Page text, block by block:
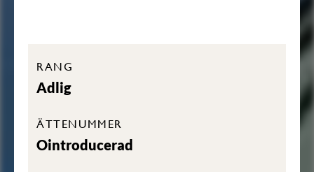
RANG
Adlig
ÄTTENUMMER
Ointroducerad